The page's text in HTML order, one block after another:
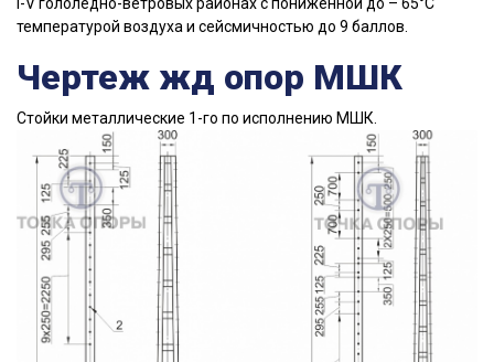
температурой воздуха и сейсмичностью до 9 баллов.
Чертеж жд опор МШК
Стойки металлические 1-го по исполнению МШК.